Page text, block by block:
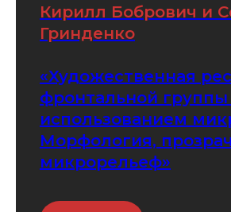
Кирилл Бобрович и
Гринденко
«Художественная
фронтальной группы
использованием
Морфология,
микрорельеф»